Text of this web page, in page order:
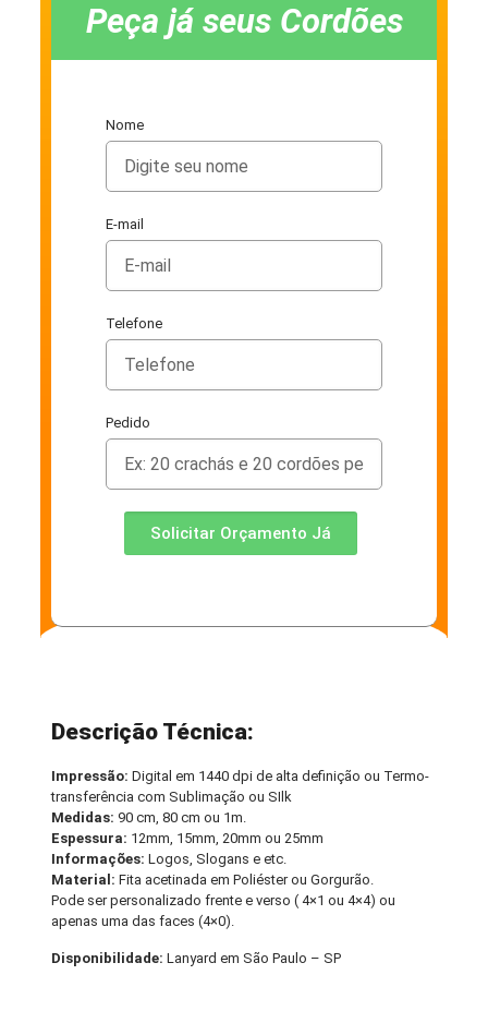
Peça já seus Cordões
Nome
E-mail
Telefone
Pedido
Solicitar Orçamento Já
Descrição Técnica:
Impressão: Digital em 1440 dpi de alta definição ou Termo-
transferência com Sublimação ou SIlk
Medidas: 90 cm, 80 cm ou 1m.
Espessura: 12mm, 15mm, 20mm ou 25mm
Informações:Logos, Slogans e etc.
Material: Fita acetinada em Poliéster ou Gorgurão.
Pode ser personalizado frente e verso ( 4×1 ou 4×4) ou
apenas uma das faces (4×0).
Disponibilidade:Lanyard em São Paulo – SP